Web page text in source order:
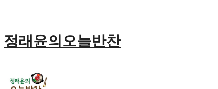
정래윤의오늘반찬